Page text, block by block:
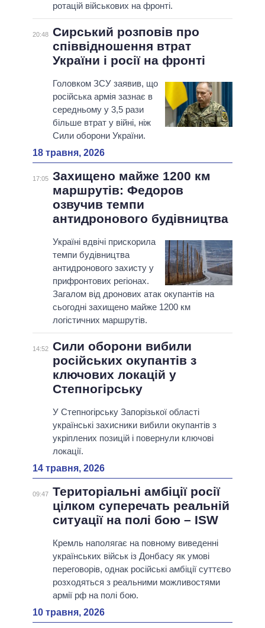
ротацій військових на фронті.
20:48 Сирський розповів про
співвідношення втрат
України і росії на фронті
Головком ЗСУ заявив, що
російська армія зазнає в
середньому у 3,5 рази
більше втрат у війні, ніж
Сили оборони України.
18 травня, 2026
17:05 Захищено майже 1200 км
маршрутів: Федоров
озвучив темпи
антидронового будівництва
Україні вдвічі прискорила
темпи будівництва
антидронового захисту у
прифронтових регіонах.
Загалом від дронових атак окупантів на
сьогодні захищено майже 1200 км
логістичних маршрутів.
14:52 Сили оборони вибили
російських окупантів з
ключових локацій у
Степногірську
У Степногірську Запорізької області
українські захисники вибили окупантів з
укріплених позицій і повернули ключові
локації.
14 травня, 2026
09:47 Територіальні амбіції росії
цілком суперечать реальній
ситуації на полі бою – ISW
Кремль наполягає на повному виведенні
українських військ із Донбасу як умові
переговорів, однак російські амбіції суттєво
розходяться з реальними можливостями
армії рф на полі бою.
10 травня, 2026